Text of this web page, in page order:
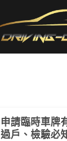
申請臨時車牌
過戶、檢驗必